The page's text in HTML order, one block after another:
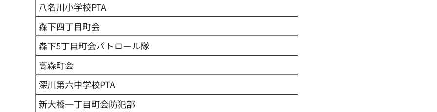
八名川小学校PTA
森下四丁目町会
森下5丁目町会パトロール隊
高森町会
深川第六中学校PTA
新大橋一丁目町会防犯部